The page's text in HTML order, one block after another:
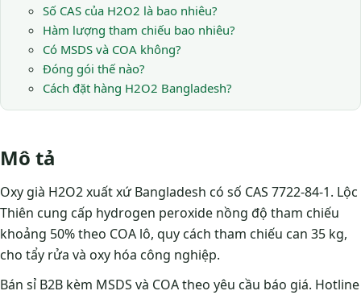
Số CAS của H2O2 là bao nhiêu?
Hàm lượng tham chiếu bao nhiêu?
Có MSDS và COA không?
Đóng gói thế nào?
Cách đặt hàng H2O2 Bangladesh?
Mô tả
Oxy già H2O2 xuất xứ Bangladesh có số CAS 7722-84-1. Lộc
Thiên cung cấp hydrogen peroxide nồng độ tham chiếu
khoảng 50% theo COA lô, quy cách tham chiếu can 35 kg,
cho tẩy rửa và oxy hóa công nghiệp.
Bán sỉ B2B kèm MSDS và COA theo yêu cầu báo giá. Hotline